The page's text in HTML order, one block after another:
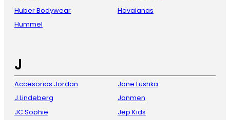
Huber Bodywear
Hummel
Havaianas
J
Accesorios Jordan
J.Lindeberg
JC Sophie
Jane Lushka
Janmen
Jep Kids